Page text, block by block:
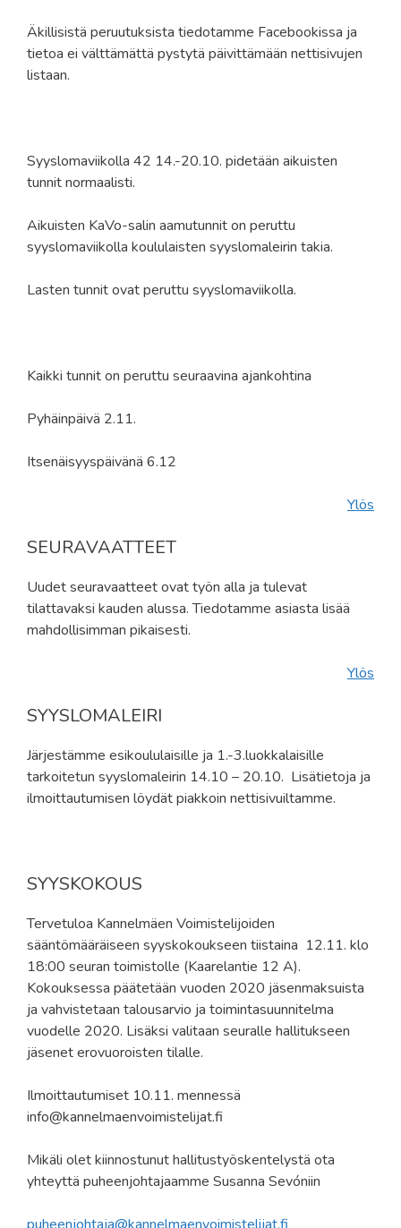
Äkillisistä peruutuksista tiedotamme Facebookissa ja
tietoa ei välttämättä pystytä päivittämään nettisivujen
listaan.
Syyslomaviikolla 42 14.-20.10. pidetään aikuisten
tunnit normaalisti.
Aikuisten KaVo-salin aamutunnit on peruttu
syyslomaviikolla koululaisten syyslomaleirin takia.
Lasten tunnit ovat peruttu syyslomaviikolla.
Kaikki tunnit on peruttu seuraavina ajankohtina
Pyhäinpäivä 2.11.
Itsenäisyyspäivänä 6.12
Ylös
SEURAVAATTEET
Uudet seuravaatteet ovat työn alla ja tulevat
tilattavaksi kauden alussa. Tiedotamme asiasta lisää
mahdollisimman pikaisesti.
Ylös
SYYSLOMALEIRI
Järjestämme esikoululaisille ja 1.-3.luokkalaisille
tarkoitetun syyslomaleirin 14.10 – 20.10. Lisätietoja ja
ilmoittautumisen löydät piakkoin nettisivuiltamme.
SYYSKOKOUS
Tervetuloa Kannelmäen Voimistelijoiden
sääntömääräiseen syyskokoukseen tiistaina 12.11. klo
18:00 seuran toimistolle (Kaarelantie 12 A).
Kokouksessa päätetään vuoden 2020 jäsenmaksuista
ja vahvistetaan talousarvio ja toimintasuunnitelma
vuodelle 2020. Lisäksi valitaan seuralle hallitukseen
jäsenet erovuoroisten tilalle.
Ilmoittautumiset 10.11. mennessä
info@kannelmaenvoimistelijat.fi
Mikäli olet kiinnostunut hallitustyöskentelystä ota
yhteyttä puheenjohtajaamme Susanna Sevóniin